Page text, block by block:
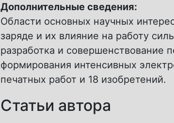
Дополнительные сведения:
Области основных научных
заряде и их влияние на работу
разработка и совершенствование
формирования интенсивных
печатных работ и 18 изобретений.
Статьи автора